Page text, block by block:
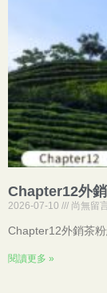
Chapter12外
2026-07-10 尚無留
Chapter12外銷茶
閱讀更多 »